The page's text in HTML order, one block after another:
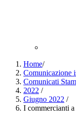
Home/
Comunicazione
Comunicati
2022 /
Giugno 2022 /
I commercianti